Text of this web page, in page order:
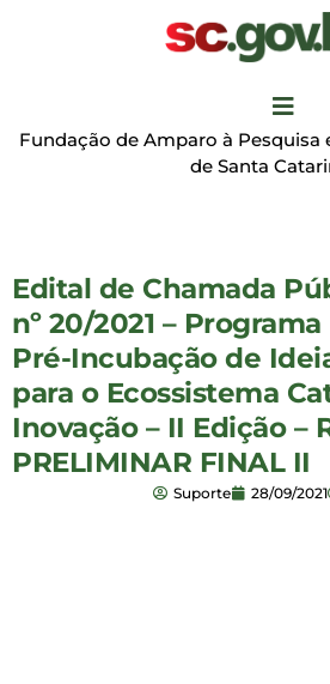
Fundação de Amparo à Pesquisa
de Santa
Edital de Chamada
nº 20/2021 –
Pré-Incubação de
para o Ecossistema
Inovação – II Edição –
PRELIMINAR FINAL II
Suporte 28/09/2021